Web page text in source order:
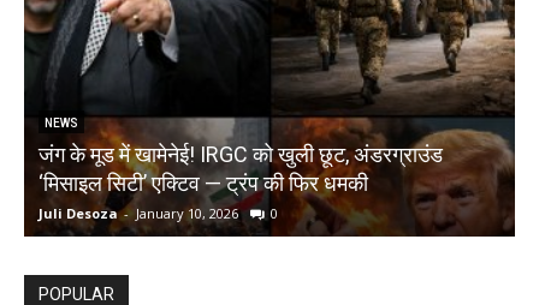
NEWS
जंग के मूड में खामेनेई! IRGC को खुली छूट, अंडरग्राउंड
‘मिसाइल सिटी’ एक्टिव — ट्रंप की फिर धमकी
Juli Desoza - January 10, 2026 0
POPULAR